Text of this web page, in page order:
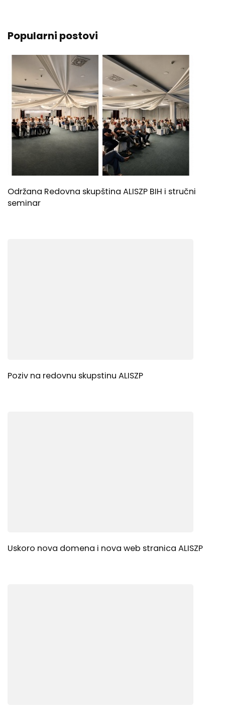
Popularni postovi
Održana Redovna skupština ALISZP BIH i stručni
seminar
Poziv na redovnu skupstinu ALISZP
Uskoro nova domena i nova web stranica ALISZP